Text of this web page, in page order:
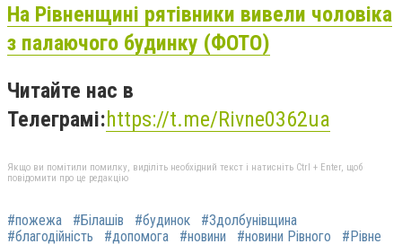
На Рівненщині рятівники вивели чоловіка
з палаючого будинку (ФОТО)
Читайте нас в
Телеграмі:https://t.me/Rivne0362ua
Якщо ви помітили помилку, виділіть необхідний текст і натисніть Ctrl + Enter, щоб
повідомити про це редакцію
#пожежа #Білашів #будинок
#Здолбунівщина
#благодійність
#допомога #новини #новини Рівного
#Рівне